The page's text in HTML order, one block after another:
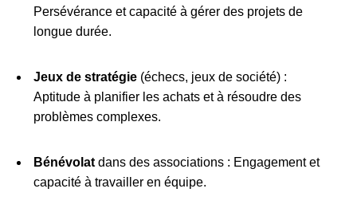
Persévérance et capacité à gérer des projets de
longue durée.
Jeux de stratégie(échecs, jeux de société) :
Aptitude à planifier les achats et à résoudre des
problèmes complexes.
Bénévolatdans des associations : Engagement et
capacité à travailler en équipe.